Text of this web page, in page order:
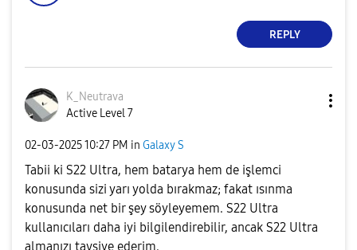
REPLY
K_Neutrava
Active Level 7
‎02-03-202510:27 PM in Galaxy S
Tabii ki S22 Ultra, hem batarya hem de işlemci
konusunda sizi yarı yolda bırakmaz; fakat ısınma
konusunda net bir şey söyleyemem. S22 Ultra
kullanıcıları daha iyi bilgilendirebilir, ancak S22 Ultra
almanızı tavsiye ederim.